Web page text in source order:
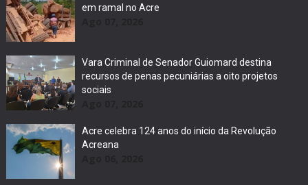
em ramal no Acre
Vara Criminal de Senador Guiomard destina
recursos de penas pecuniárias a oito projetos
sociais
Acre celebra 124 anos do início da Revolução
Acreana